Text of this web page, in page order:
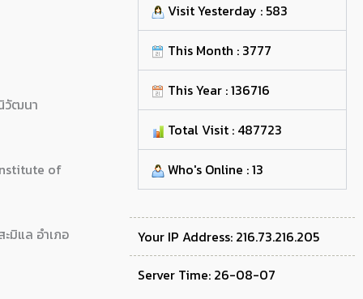
วัฒนา
of
มิแล อำเภอ
Visit Yesterday : 583
This Month : 3777
This Year : 136716
Total Visit : 487723
Who's Online : 13
Your IP Address: 216.73.216.205
Server Time: 26-08-07